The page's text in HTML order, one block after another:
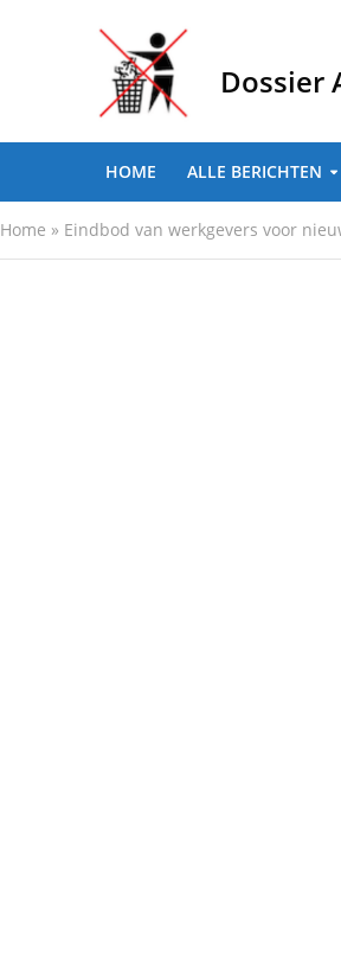
Dossier
HOME ALLE BERICHTEN
Home » Eindbod van werkgevers voor